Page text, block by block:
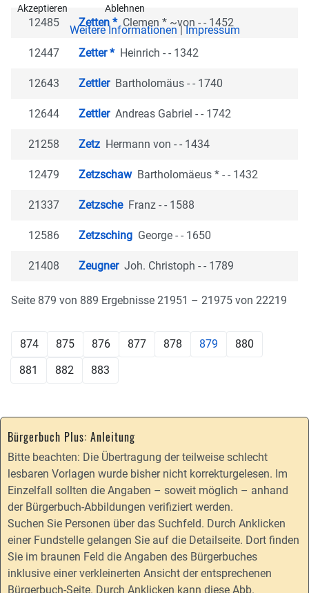
12485 Zetten * Clemen * ~von - - 1452
12447 Zetter * Heinrich - - 1342
12643 Zettler Bartholomäus - - 1740
12644 Zettler Andreas Gabriel - - 1742
21258 Zetz Hermann von - - 1434
12479 Zetzschaw Bartholomäeus * - - 1432
21337 Zetzsche Franz - - 1588
12586 Zetzsching George - - 1650
21408 Zeugner Joh. Christoph - - 1789
Seite 879 von 889 Ergebnisse 21951 – 21975 von 22219
874 875 876 877 878 879
880
881
882 883
Bürgerbuch Plus: Anleitung
Bitte beachten: Die Übertragung der teilweise schlecht
lesbaren Vorlagen wurde bisher nicht korrekturgelesen. Im
Einzelfall sollten die Angaben – soweit möglich – anhand
der Bürgerbuch-Abbildungen verifiziert werden.
Suchen Sie Personen über das Suchfeld. Durch Anklicken
einer Fundstelle gelangen Sie auf die Detailseite. Dort finden
Sie im braunen Feld die Angaben des Bürgerbuches
inklusive einer verkleinerten Ansicht der entsprechenen
Bürgerbuch-Seite. Durch Anklicken kann diese Abb.
Akzeptieren Ablehnen
Weitere Informationen|Impressum